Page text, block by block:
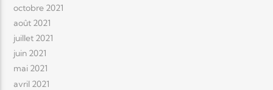
octobre 2021
août 2021
juillet 2021
juin 2021
mai 2021
avril 2021